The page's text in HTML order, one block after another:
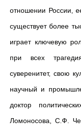
отношении России,
существует более
играет ключевую
при всех
суверенитет, свою
научный и
доктор
Ломоносова, С.Ф.